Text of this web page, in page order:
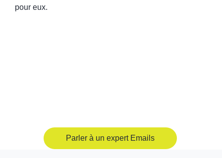
pour eux.
Parler à un expert Emails